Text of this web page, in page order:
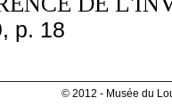
p. 18
© 2012 - Musée du